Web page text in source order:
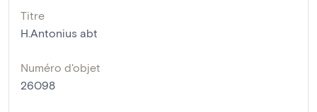
Titre
H.Antonius abt
Numéro d'objet
26098